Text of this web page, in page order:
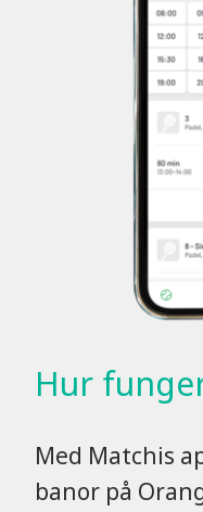
Hur
Med Matchis
banor på